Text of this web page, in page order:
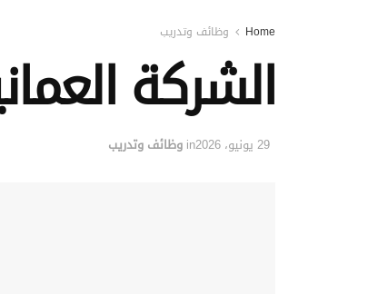
Home وظائف وتدريب
الشركة
29 يونيو، 2026 in وظائف وتدريب